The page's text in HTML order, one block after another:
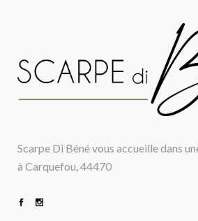
Scarpe Di Béné vous accueille dans
à Carquefou, 44470